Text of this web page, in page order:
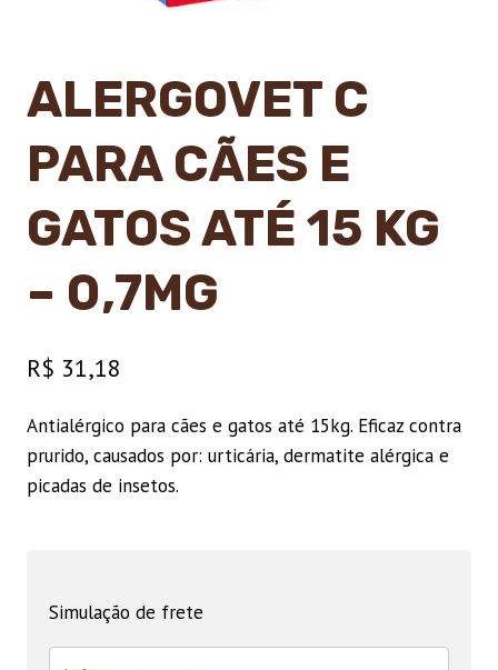
ALERGOVET C
PARA CÃES E
GATOS ATÉ 15 KG
– 0,7MG
R$ 31,18
Antialérgico para cães e gatos até 15kg. Eficaz contra
prurido, causados por: urticária, dermatite alérgica e
picadas de insetos.
Simulação de frete